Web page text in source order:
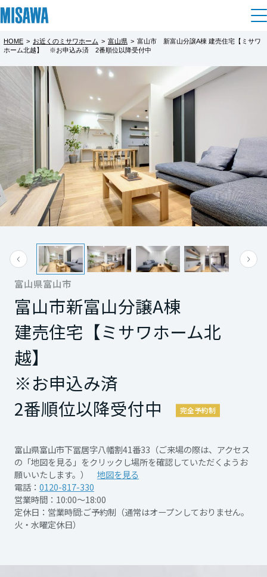
住まい
建てる [注文住宅]
商品ラインアップ
デザイン
テクノロジー（住まいの性能）
建築事例・建築実例
インテリア
住まいづくりガイド
買う
分譲住宅（建売・土地）検索
中古住宅検索
スムストック検索
分譲マンション検索
売る [MISAWA RELAY]
住まいの売却
土地活用
個人のお客さま
賃貸住宅
賃貸併用住宅
店舗・各種施設
土地活用モデルルーム見学
土地活用実例
法人のお客さま
企業不動産活用（CRE）戦略
社宅建築
医療・介護・子育て・障がい福祉施設
これから土地活用・賃貸経営をご検討の方
土地活用の基礎から長期安定経営を目指すオーナー様まで、賃貸経営
に役立つ多彩な情報を幅広くお届けします。
ホームラウンジ 土地活用・賃貸経営
リフォーム
戸建て・マンション
ミサワリフォームとは
リフォームメニュー
リフォーム事例
事業用
事業用リノベーション
ホテル・旅館リフォーム
これからリフォームをご検討の方
実例動画や基礎知識、収納の工夫など、理想の住まいを叶えるリフォ
ームの具体策とアイデアを豊富にご用意しています。
まちづくり
複合開発・投資開発
複合開発事業（ASMACI-アスマチ-）
再開発・官民連携事業
分譲マンション開発事業
収益不動産・投資開発事業
建築再生事業
事業用売買
分譲用地
すべてのフィールドに新しい価値をデザインし、持続可能な未来志向
ミサワゼネラルソリューション
オーナーサポート
サポートメニュー
住まいるりんぐ（ロングサポート）
保証制度
アフターメンテナンス
ミサワリフォーム
ご相談窓口
お客様センター
ミサワホームオーナーさま・リフォーム工事ご契約者さまとミサワホ
企 業・IR情報
企業・IR
ニュース
MISAWAについて
ミサワホームグループ
IR情報
環境活動
採用情報
中途採用
展示場・イベント情報
カタログ請求
住まいのご相談
HOME > お近くのミサワホーム > 富山県 > 富山市 新富山分譲A棟 建売住宅【ミサワ
ホーム北越】 ※お申込み済 2番順位以降受付中
富山県富山市
富山市新富山分譲A棟
建売住宅【ミサワホーム北
越】
※お申込み済
2番順位以降受付中
完全予約制
富山県富山市下冨居字八幡割41番33（ご来場の際は、アクセス
の「地図を見る」をクリックし場所を確認していただくようお
願いいたします。）
地図を見る
電話： 0120-817-330
営業時間：10:00～18:00
定休日：営業時間:ご予約制（通常はオープンしておりません。
火・水曜定休日）
都道府県を選択
北海道
北海道
東北
青森県
岩手県
宮城県
秋田県
山形県
関東
茨城県
ミサワホーム北越 新富山A棟 建売住宅
【ご来場予約キャンペーン】
完全予約制
【見学予約&来場プレゼントキャンペーン】
WEBからのご予約来場で、選べる電子ギフト
5,000円分 ＋ ミサワホームオリジナル『ミッ
フィージャンボタオル』をプレゼント！
ご予約受付期間は2026年7月30日(木)～9月26
日(土)まで、ご来場対象期間は2026年8月1日
(土)～9月28日(月)までとなります。
※おひと家族様全会場合わせて一回限りとな
ります。
※ご予約はご希望日の前々日までに行ってく
ださい。
※予約状況によって日時等を調整いただく場
合がございます。
※マイホームのご購入やご建築をお考えの方
見学は対象外)を来場予約の上、ご来場いただ
いた方が対象です。
※将来的に住まいづくりを検討の方限定で、
未成年・学生の方は除きます。
※リフォームをご相談の方や、既に弊社ある
はキャンペーン対象外となります。
開催日時
2026年8月1日(土)～2026年9
月28日(月)【予約制】
越】 ※お申込み済 2番順